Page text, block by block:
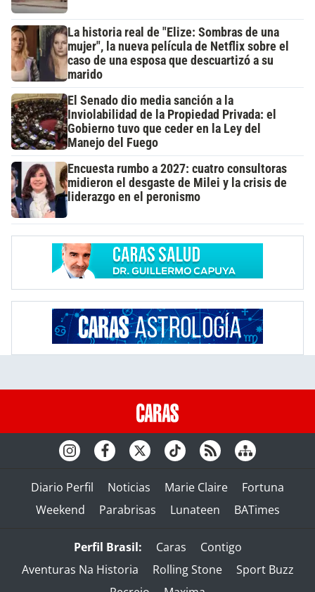
La historia real de "Elize: Sombras de una
mujer", la nueva película de Netflix sobre el
caso de una esposa que descuartizó a su
marido
El Senado dio media sanción a la
Inviolabilidad de la Propiedad Privada: el
Gobierno tuvo que ceder en la Ley del
Manejo del Fuego
Encuesta rumbo a 2027: cuatro consultoras
midieron el desgaste de Milei y la crisis de
liderazgo en el peronismo
Diario Perfil Noticias Marie Claire
Fortuna
Weekend
Parabrisas Lunateen BATimes
Perfil Brasil: Caras
Contigo
Aventuras Na Historia
Rolling Stone
Sport Buzz